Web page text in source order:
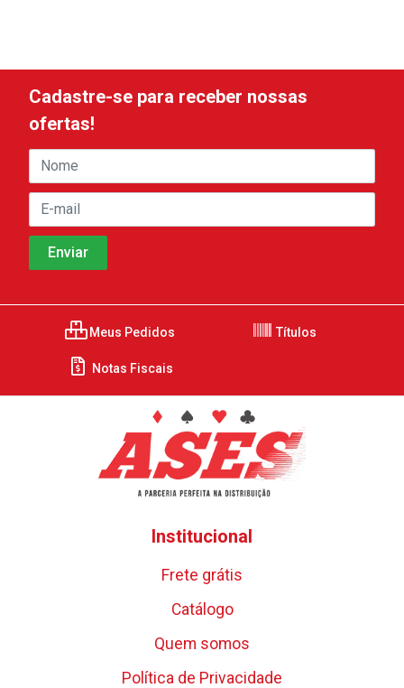
Cadastre-se para receber nossas
ofertas!
Meus Pedidos Títulos
Notas Fiscais
Institucional
Frete grátis
Catálogo
Quem somos
Política de Privacidade